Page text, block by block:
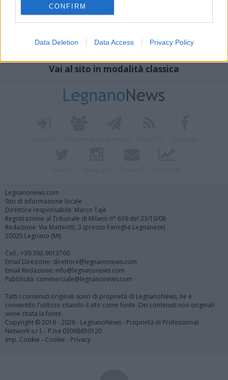
CONFIRM
Data Deletion Data Access Privacy Policy
Vai al sito in modalità classica
Legnanonews.com
Sito di informazione locale
Direttore responsabile: Marco Tajè
Registrazione al Tribunale di Milano n° 639 del 23/10/08
Redazione: Via Matteotti, 3 (presso Famiglia Legnanese)
20025 Legnano (MI)
Cell.: +39.393.9013760
Email Direzione: direttore@legnanonews.com
Email Redazione: info@legnanonews.com
Pubblicità: commerciale@legnanonews.com
Tutti i contenuti originali sono di proprietà di LegnanoNews, ne è
consentito l'utilizzo citando il sito come fonte. Dei contenuti non originali
viene citata la fonte.
Copyright © 2016 - 2026 - LegnanoNews - Proprietà di Professional
Network s.r.l. - P.Iva 03068650120
Imp. Cookie - Cookie - Privacy